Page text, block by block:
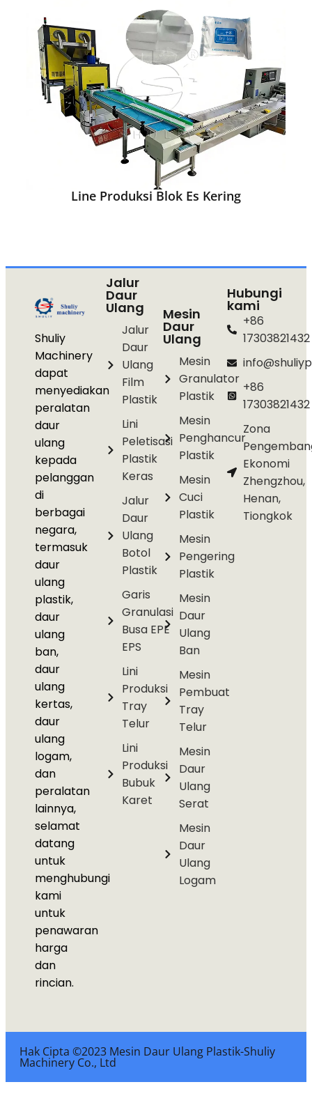
Line Produksi Blok Es Kering
Shuliy
Machinery
dapat
menyediakan
peralatan
daur
ulang
kepada
pelanggan
di
berbagai
negara,
termasuk
daur
ulang
plastik,
daur
ulang
ban,
daur
ulang
kertas,
daur
ulang
logam,
dan
peralatan
lainnya,
selamat
datang
untuk
menghubungi
kami
untuk
penawaran
harga
dan
rincian.
Jalur
Daur
Ulang
Jalur
Daur
Ulang
Film
Plastik
Lini
Peletisasi
Plastik
Keras
Jalur
Daur
Ulang
Botol
Plastik
Garis
Granulasi
Busa EPE
EPS
Lini
Produksi
Tray
Telur
Lini
Produksi
Bubuk
Karet
Mesin
Daur
Ulang
Mesin
Granulator
Plastik
Mesin
Penghancur
Plastik
Mesin
Cuci
Plastik
Mesin
Pengering
Plastik
Mesin
Daur
Ulang
Ban
Mesin
Pembuat
Tray
Telur
Mesin
Daur
Ulang
Serat
Mesin
Daur
Ulang
Logam
Hubungi
kami
+86
17303821432
+86
17303821432
Zona
Ekonomi
Zhengzhou,
Henan,
Tiongkok
Hak Cipta ©2023 Mesin Daur Ulang Plastik-Shuliy
Machinery Co., Ltd